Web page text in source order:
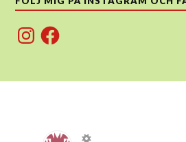
InstagramFacebook